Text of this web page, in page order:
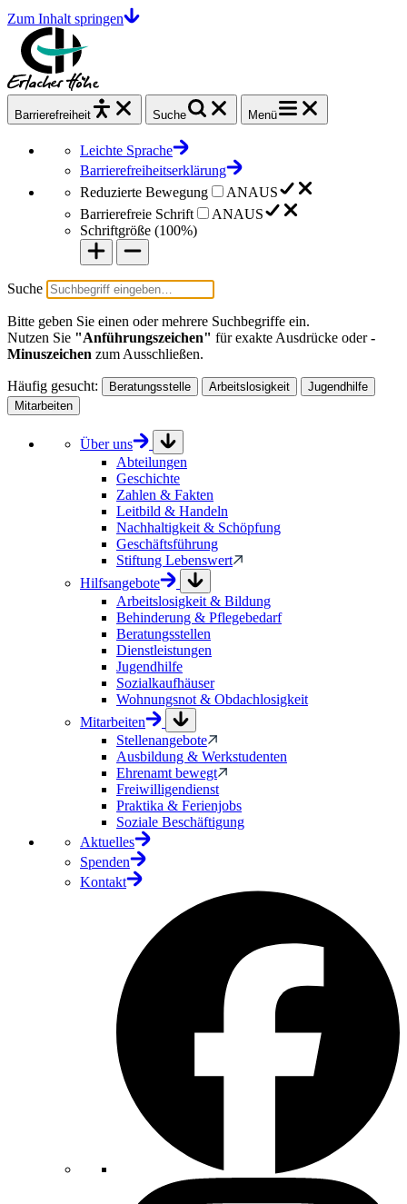
Zum Inhalt springen
Barrierefrei heit Suche Menü
Leichte Sprache
Barrierefreiheitserklärung
Reduzierte Bewegung
ANAUS
Barrierefreie Schrift
ANAUS
Schriftgröße (100%)
Suche
Bitte geben Sie einen oder mehrere Suchbegriffe ein.
Nutzen Sie "Anführungszeichen" für exakte Ausdrücke oder-
Minuszeichen zum Ausschließen.
Häufig gesucht: Beratungsstelle Arbeitslosigkeit
Jugendhilfe
Mitarbeiten
Über uns
Abteilungen
Geschichte
Zahlen & Fakten
Leitbild & Handeln
Nachhaltigkeit & Schöpfung
Geschäftsführung
Stiftung Lebenswert
Hilfsangebote
Arbeitslosigkeit & Bildung
Behinderung & Pflegebedarf
Beratungsstellen
Dienstleistungen
Jugendhilfe
Sozialkaufhäuser
Wohnungsnot & Obdachlosigkeit
Mitarbeiten
Stellenangebote
Ausbildung & Werkstudenten
Ehrenamt bewegt
Freiwilligendienst
Praktika & Ferienjobs
Soziale Beschäftigung
Aktuelles
Spenden
Kontakt